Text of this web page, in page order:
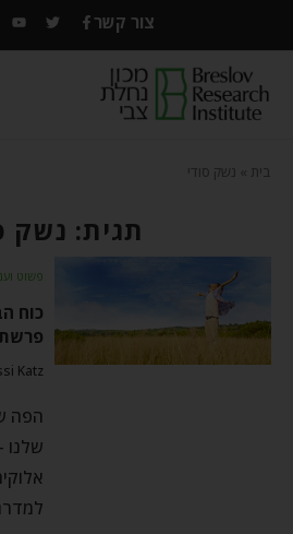
צור קשר
בית נשק סודי
תגית: נשק
פשוט
כוח
Katz
הפה